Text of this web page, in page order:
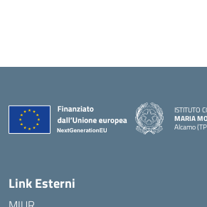
ISTITUTO
MARIA
Alcamo
Link Esterni